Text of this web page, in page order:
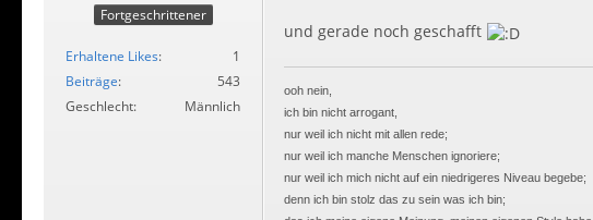
Fortgeschrittener
Erhaltene Likes
1
Beiträge
543
Geschlecht
Männlich
und gerade noch geschafft
ooh nein,
ich bin nicht arrogant,
nur weil ich nicht mit allen rede;
nur weil ich manche Menschen ignoriere;
nur weil ich mich nicht auf ein niedrigeres Niveau begebe;
denn ich bin stolz das zu sein was ich bin;